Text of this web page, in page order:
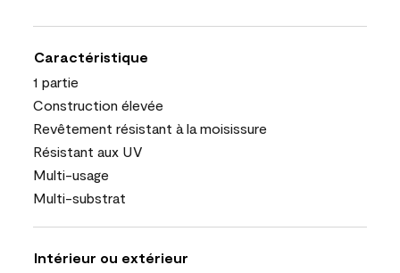
Caractéristique
1 partie
Construction élevée
Revêtement résistant à la moisissure
Résistant aux UV
Multi-usage
Multi-substrat
Intérieur ou extérieur